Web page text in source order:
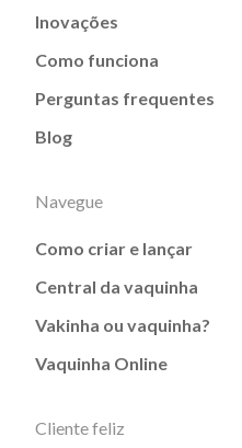
Inovações
Como funciona
Perguntas frequentes
Blog
Navegue
Como criar e lançar
Central da vaquinha
Vakinha ou vaquinha?
Vaquinha Online
Cliente feliz